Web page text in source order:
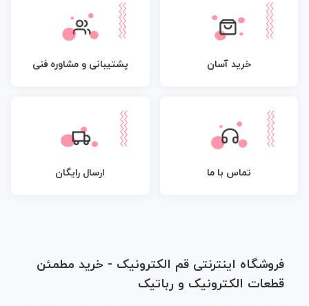
خرید آسان پشتیبانی و مشاوره فنی
تماس با ما ارسال رایگان
فروشگاه اینترنتی قم الکترونیک - خرید مطمئن
قطعات الکترونیک و رباتیک